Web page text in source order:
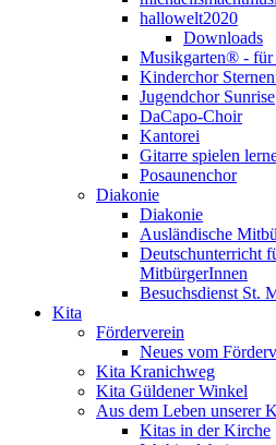
hallowelt2020
Downloads
Musikgarten® - für
Kinderchor
Jugendchor Sunrise
DaCapo-Choir
Kantorei
Gitarre spielen
Posaunenchor
Diakonie
Diakonie
Ausländische
Deutschunterricht
MitbürgerInnen
Besuchsdienst St.
Kita
Förderverein
Neues vom
Kita Kranichweg
Kita Güldener Winkel
Aus dem Leben unserer
Kitas in der Kirche